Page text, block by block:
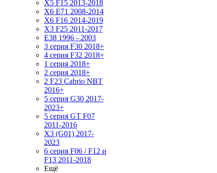
X5 F15 2013-2018
X6 E71 2008-2014
X6 F16 2014-2019
X3 F25 2011-2017
E38 1996 - 2003
3 серия F30 2018+
4 серия F32 2018+
1 серия 2018+
2 серия 2018+
2 F23 Cabrio NBT
2016+
5 серия G30 2017-
2023+
5 серия GT F07
2011-2016
X3 (G01) 2017-
2023
6 серия F06 / F12 и
F13 2011-2018
Ещё